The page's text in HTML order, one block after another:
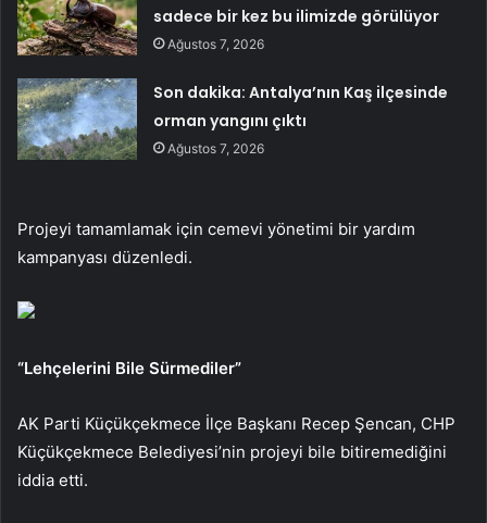
sadece bir kez bu ilimizde görülüyor
Ağustos 7, 2026
Son dakika: Antalya’nın Kaş ilçesinde
orman yangını çıktı
Ağustos 7, 2026
Projeyi tamamlamak için cemevi yönetimi bir yardım
kampanyası düzenledi.
“Lehçelerini Bile Sürmediler”
AK Parti Küçükçekmece İlçe Başkanı Recep Şencan, CHP
Küçükçekmece Belediyesi’nin projeyi bile bitiremediğini
iddia etti.